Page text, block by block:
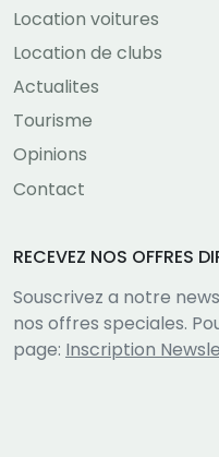
Location voitures
Location de clubs
Actualites
Tourisme
Opinions
Contact
RECEVEZ NOS OFFRES
Souscrivez a notre
nos offres speciales.
page: Inscription